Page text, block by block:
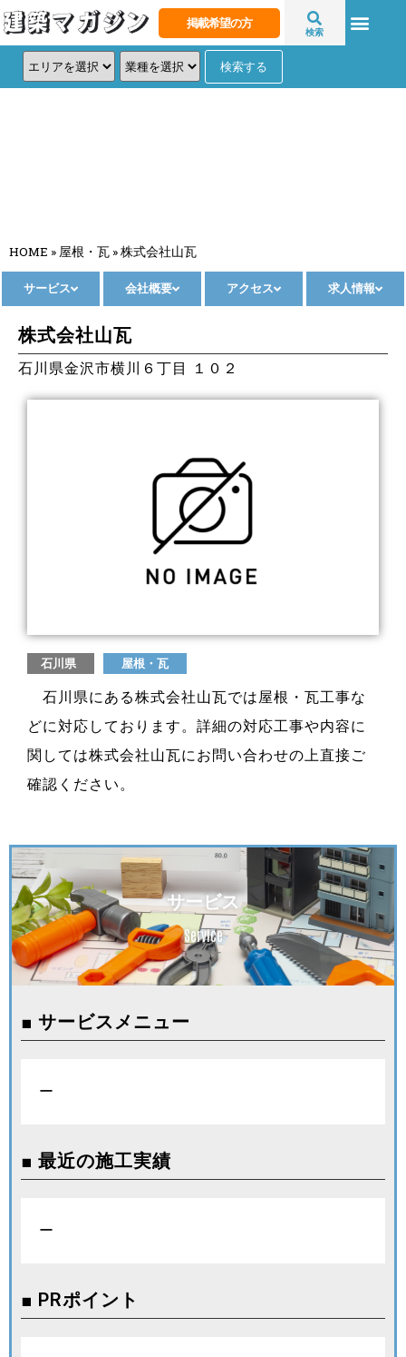
掲載希望の方
検索
HOME » 屋根・瓦 »株式会社山瓦
サービス 会社概要 アクセス 求人情報
株式会社山瓦
石川県金沢市横川６丁目 １０２
石川県 屋根・瓦
石川県にある株式会社山瓦では屋根・瓦工事な
どに対応しております。詳細の対応工事や内容に
関しては株式会社山瓦にお問い合わせの上直接ご
確認ください。
サービス
Service
■ サービスメニュー
ー
■ 最近の施工実績
ー
■ PRポイント